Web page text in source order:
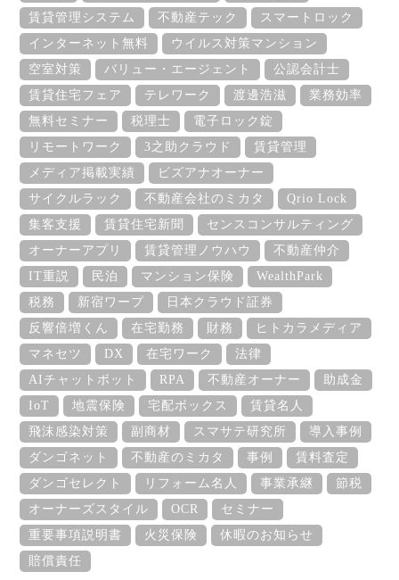
賃貸管理システム
不動産テック
スマートロック
インターネット無料
ウイルス対策マンション
空室対策
バリュー・エージェント
公認会計士
賃貸住宅フェア
テレワーク 渡邊浩滋
業務効率
無料セミナー
税理士
電子ロック錠
リモートワーク
3之助クラウド
賃貸管理
メディア掲載実績
ビズアナオーナー
サイクルラック
不動産会社のミカタ
Qrio Lock
集客支援
賃貸住宅新聞
センスコンサルティング
オーナーアプリ
賃貸管理ノウハウ
不動産仲介
IT重説
民泊 マンション保険
WealthPark
税務
新宿ワープ
日本クラウド証券
反響倍増くん
在宅勤務 財務
ヒトカラメディア
マネセツ
DX 在宅ワーク
法律
AIチャットボット
RPA 不動産オーナー
助成金
IoT
地震保険 宅配ボックス
賃貸名人
飛沫感染対策
副商材 スマサテ研究所
導入事例
ダンゴネット
不動産のミカタ 事例
賃料査定
ダンゴセレクト
リフォーム名人 事業承継
節税
オーナーズスタイル
OCR
セミナー
重要事項説明書
火災保険
休暇のお知らせ
賠償責任